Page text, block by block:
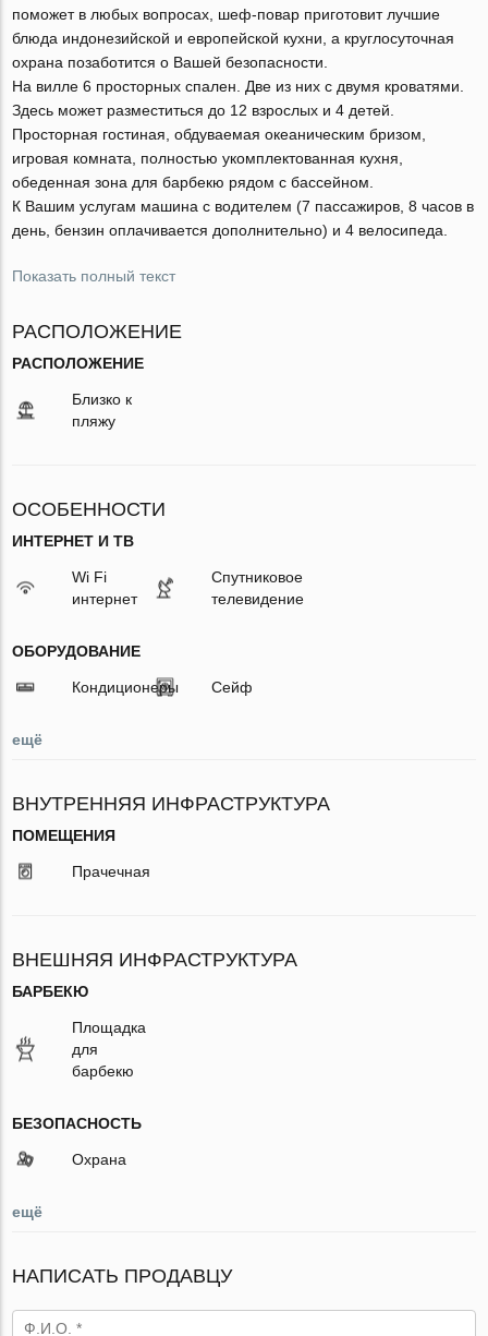
поможет в любых вопросах, шеф-повар приготовит лучшие
блюда индонезийской и европейской кухни, а круглосуточная
охрана позаботится о Вашей безопасности.
На вилле 6 просторных спален. Две из них с двумя кроватями.
Здесь может разместиться до 12 взрослых и 4 детей.
Просторная гостиная, обдуваемая океаническим бризом,
игровая комната, полностью укомплектованная кухня,
обеденная зона для барбекю рядом с бассейном.
К Вашим услугам машина с водителем (7 пассажиров, 8 часов в
день, бензин оплачивается дополнительно) и 4 велосипеда.
Показать полный текст
РАСПОЛОЖЕНИЕ
РАСПОЛОЖЕНИЕ
Близко к
пляжу
ОСОБЕННОСТИ
ИНТЕРНЕТ И ТВ
Wi Fi
интернет
Спутниковое
телевидение
ОБОРУДОВАНИЕ
Кондиционеры Сейф
ещё
ВНУТРЕННЯЯ ИНФРАСТРУКТУРА
ПОМЕЩЕНИЯ
Прачечная
ВНЕШНЯЯ ИНФРАСТРУКТУРА
БАРБЕКЮ
Площадка
для
барбекю
БЕЗОПАСНОСТЬ
Охрана
ещё
НАПИСАТЬ ПРОДАВЦУ